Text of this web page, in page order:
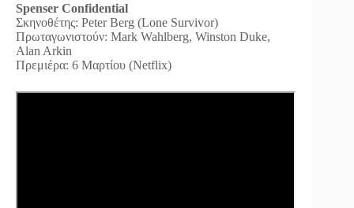
Spenser Confidential
Σκηνοθέτης: Peter Berg (Lone Survivor)
Πρωταγωνιστούν: Mark Wahlberg, Winston Duke,
Alan Arkin
Πρεμιέρα: 6 Μαρτίου (Netflix)